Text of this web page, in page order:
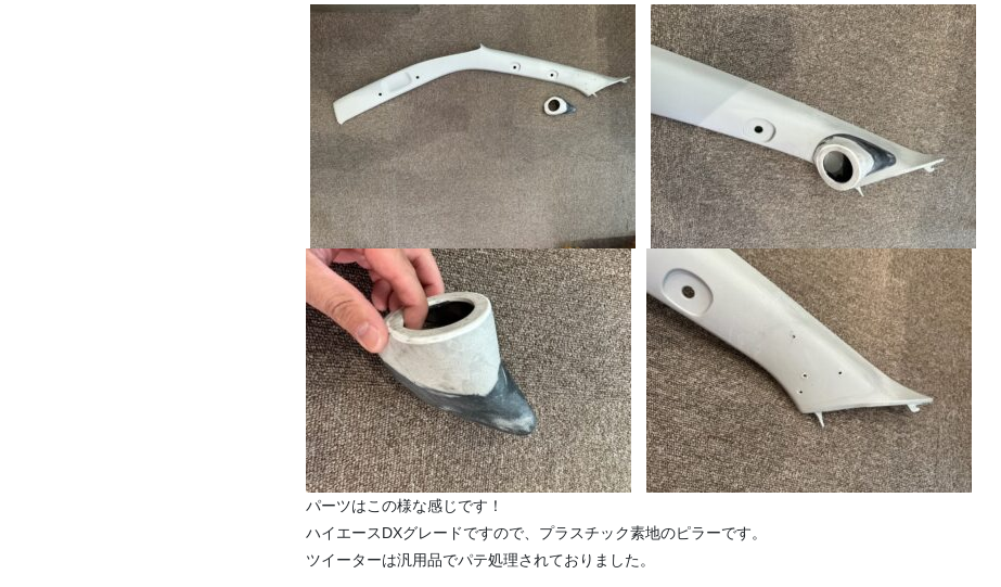
パーツはこの様な感じです！
ハイエースDXグレードですので、プラスチック素地のピラーです。
ツイーターは汎用品でパテ処理されておりました。